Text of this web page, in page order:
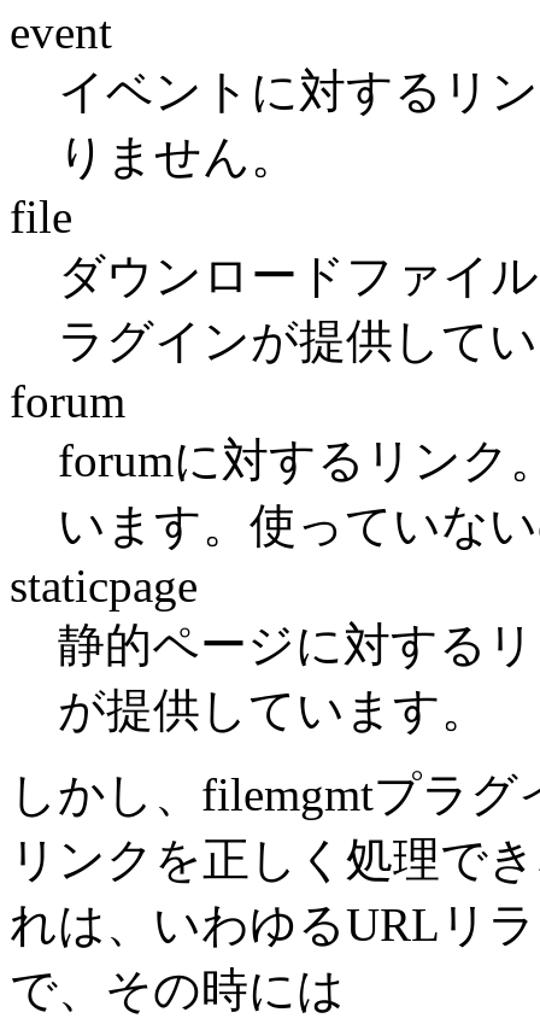
event
イベントに対するリ
りません。
file
ダウンロードファイ
ラグインが提供して
forum
forumに対するリンク
います。使っていな
staticpage
静的ページに対する
が提供しています。
しかし、filemgmtプラ
リンクを正しく処理で
れは、いわゆるURLリ
で、その時には